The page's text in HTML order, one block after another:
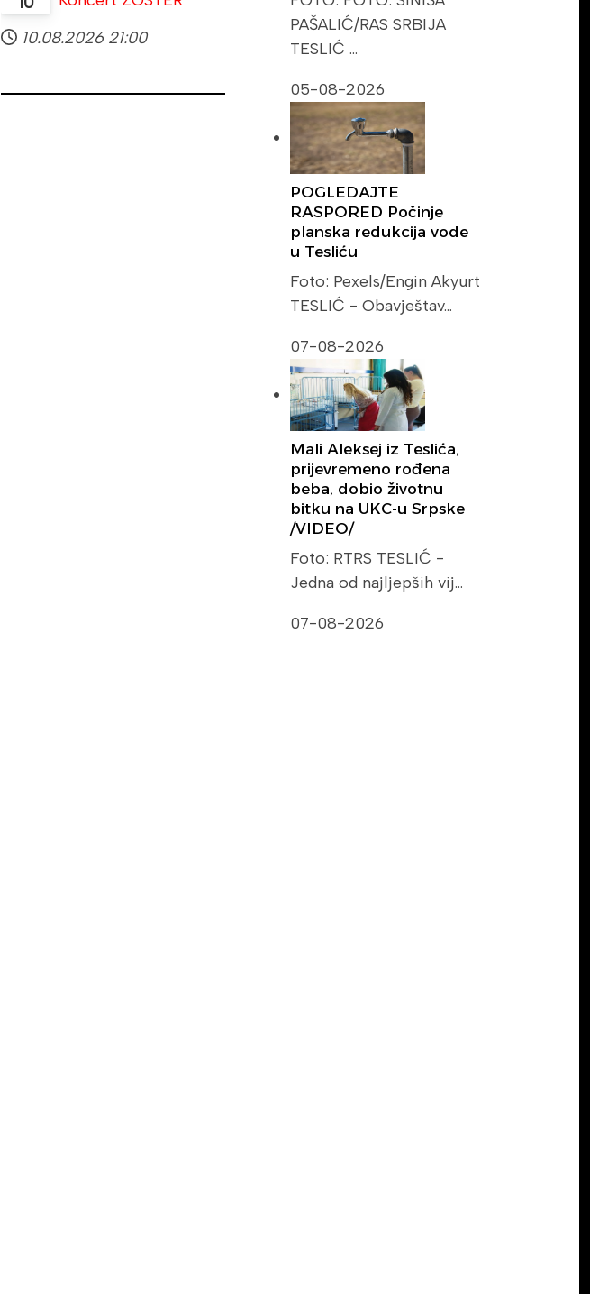
10.08.2026 21:00
PAŠALIĆ/RAS SRBIJA
TESLIĆ …
05-08-2026
POGLEDAJTE
RASPORED Počinje
planska redukcija vode
u Tesliću
Foto: Pexels/Engin Akyurt
TESLIĆ - Obavještav…
07-08-2026
Mali Aleksej iz Teslića,
prijevremeno rođena
beba, dobio životnu
bitku na UKC-u Srpske
/VIDEO/
Foto: RTRS TESLIĆ -
Jedna od najljepših vij…
07-08-2026